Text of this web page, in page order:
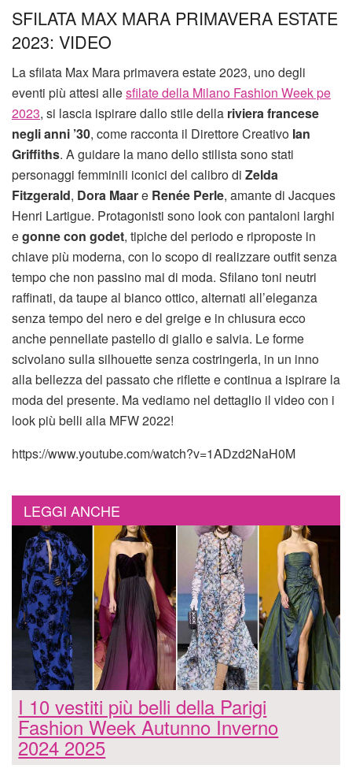
SFILATA MAX MARA PRIMAVERA ESTATE
2023: VIDEO
La sfilata Max Mara primavera estate 2023, uno degli
eventi più attesi allesfilate della Milano Fashion Week pe
2023, si lascia ispirare dallo stile della riviera francese
negli anni ’30, come racconta il Direttore Creativo Ian
Griffiths. A guidare la mano dello stilista sono stati
personaggi femminili iconici del calibro di Zelda
Fitzgerald, Dora Maare Renée Perle, amante di Jacques
Henri Lartigue. Protagonisti sono look con pantaloni larghi
egonne con godet, tipiche del periodo e riproposte in
chiave più moderna, con lo scopo di realizzare outfit senza
tempo che non passino mai di moda. Sfilano toni neutri
raffinati, da taupe al bianco ottico, alternati all’eleganza
senza tempo del nero e del greige e in chiusura ecco
anche pennellate pastello di giallo e salvia. Le forme
scivolano sulla silhouette senza costringerla, in un inno
alla bellezza del passato che riflette e continua a ispirare la
moda del presente. Ma vediamo nel dettaglio il video con i
look più belli alla MFW 2022!
https://www.youtube.com/watch?v=1ADzd2NaH0M
LEGGI ANCHE
I 10 vestiti più belli della Parigi
Fashion Week Autunno Inverno
2024 2025